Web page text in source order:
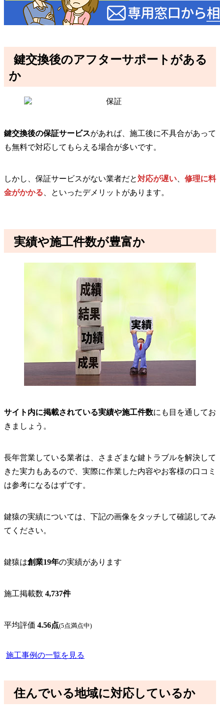
鍵交換後のアフターサポートがある
か
鍵交換後の保証サービスがあれば、施工後に不具合があって
も無料で対応してもらえる場合が多いです。
しかし、保証サービスがない業者だと対応が遅い
修理に料
金がかかる 、といったデメリットがあります。
実績や施工件数が豊富か
サイト内に掲載されている実績や施工件数にも目を通してお
きましょう。
長年営業している業者は、さまざまな鍵トラブルを解決して
きた実力もあるので、実際に作業した内容やお客様の口コミ
は参考になるはずです。
鍵猿の実績については、下記の画像をタッチして確認してみ
てください。
鍵猿は創業19年の実績があります
施工掲載数 4,737件
平均評価 4.56点(5点満点中)
施工事例の一覧を見る
住んでいる地域に対応しているか